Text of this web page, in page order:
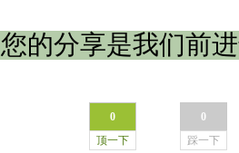
您的分享是我们前
0
顶一下
0
踩一下